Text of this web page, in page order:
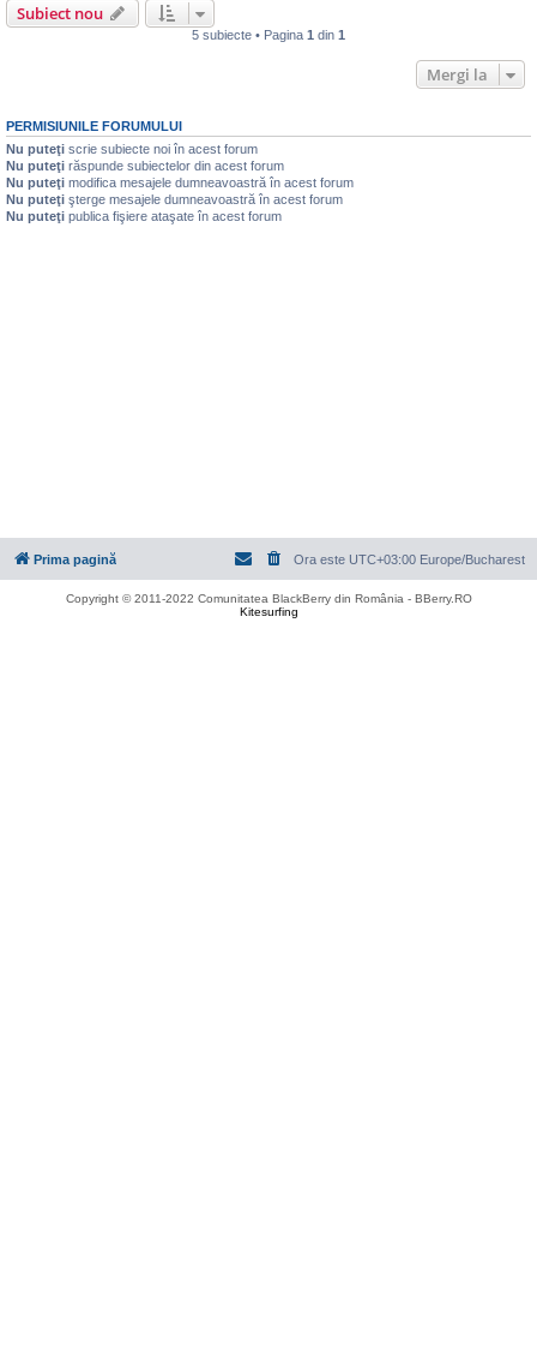
Subiect nou
5 subiecte • Pagina 1 din 1
Mergi la
PERMISIUNILE FORUMULUI
Nu puteţi scrie subiecte noi în acest forum
Nu puteţi răspunde subiectelor din acest forum
Nu puteţi modifica mesajele dumneavoastră în acest forum
Nu puteţi şterge mesajele dumneavoastră în acest forum
Nu puteţi publica fişiere ataşate în acest forum
Prima pagină Ora este UTC+03:00 Europe/Bucharest
Copyright © 2011-2022 Comunitatea BlackBerry din România - BBerry.RO
Kitesurfing